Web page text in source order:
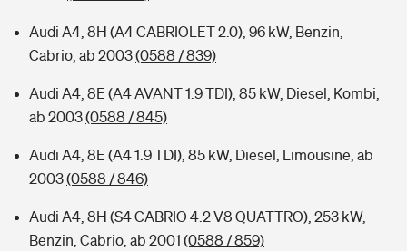
Audi A4, 8H (A4 CABRIOLET 2.0), 96 kW, Benzin,
Cabrio, ab 2003(0588 / 839)
Audi A4, 8E (A4 AVANT 1.9 TDI), 85 kW, Diesel, Kombi,
ab 2003(0588 / 845)
Audi A4, 8E (A4 1.9 TDI), 85 kW, Diesel, Limousine, ab
2003(0588 / 846)
Audi A4, 8H (S4 CABRIO 4.2 V8 QUATTRO), 253 kW,
Benzin, Cabrio, ab 2001 (0588 / 859)